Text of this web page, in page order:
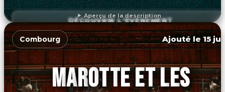
Aperçu de la description
DÉCOUVRIR L'ÉVÉNEMENT
Combourg Ajouté le 15
MAROTTE ET LES